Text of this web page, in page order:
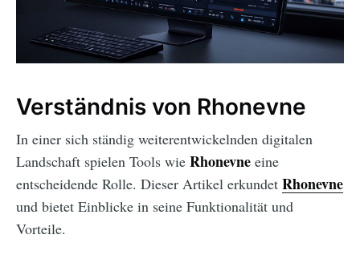
Verständnis von Rhonevne
In einer sich ständig weiterentwickelnden digitalen
Landschaft spielen Tools wie Rhonevne eine
entscheidende Rolle. Dieser Artikel erkundet Rhonevne
und bietet Einblicke in seine Funktionalität und
Vorteile.